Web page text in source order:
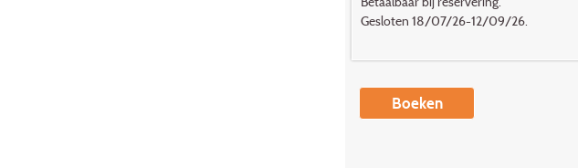
Gesloten 18/07/26-12/09/26.
Boeken